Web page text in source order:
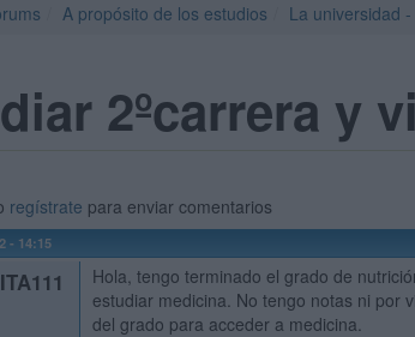
A propósito de los estudios La universidad
2ºcarrera y
regístrate para enviar comentarios
- 14:15
Hola, tengo terminado el grado de
estudiar medicina. No tengo notas ni por
del grado para acceder a medicina.